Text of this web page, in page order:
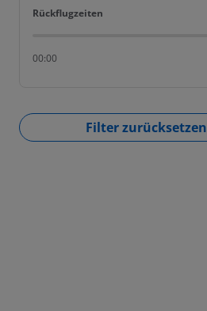
Rückflugzeiten
Rückflugzeiten
00:00
Filter zurücksetzen